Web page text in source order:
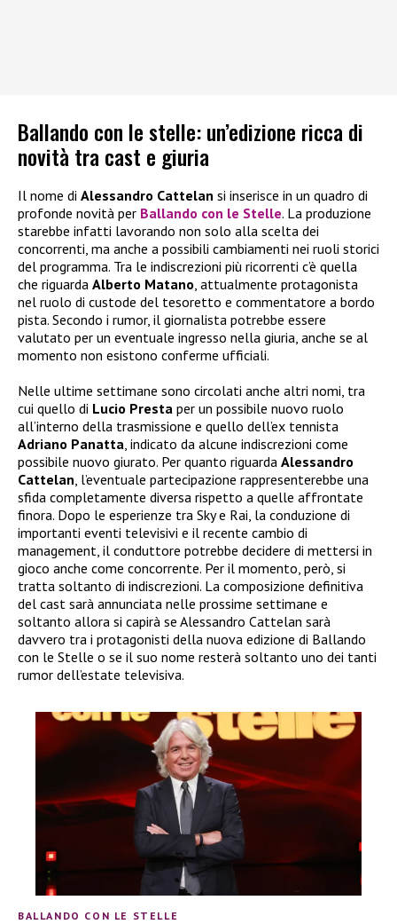
Ballando con le stelle: un’edizione ricca di
novità tra cast e giuria
Il nome di Alessandro Cattelan si inserisce in un quadro di
profonde novità per Ballando con le Stelle. La produzione
starebbe infatti lavorando non solo alla scelta dei
concorrenti, ma anche a possibili cambiamenti nei ruoli storici
del programma. Tra le indiscrezioni più ricorrenti c’è quella
che riguarda Alberto Matano , attualmente protagonista
nel ruolo di custode del tesoretto e commentatore a bordo
pista. Secondo i rumor, il giornalista potrebbe essere
valutato per un eventuale ingresso nella giuria, anche se al
momento non esistono conferme ufficiali.
Nelle ultime settimane sono circolati anche altri nomi, tra
cui quello di Lucio Presta per un possibile nuovo ruolo
all’interno della trasmissione e quello dell’ex tennista
Adriano Panatta , indicato da alcune indiscrezioni come
possibile nuovo giurato. Per quanto riguarda Alessandro
Cattelan , l’eventuale partecipazione rappresenterebbe una
sfida completamente diversa rispetto a quelle affrontate
finora. Dopo le esperienze tra Sky e Rai, la conduzione di
importanti eventi televisivi e il recente cambio di
management, il conduttore potrebbe decidere di mettersi in
gioco anche come concorrente. Per il momento, però, si
tratta soltanto di indiscrezioni. La composizione definitiva
del cast sarà annunciata nelle prossime settimane e
soltanto allora si capirà se Alessandro Cattelan sarà
davvero tra i protagonisti della nuova edizione di Ballando
con le Stelle o se il suo nome resterà soltanto uno dei tanti
rumor dell’estate televisiva.
BALLANDO CON LE STELLE